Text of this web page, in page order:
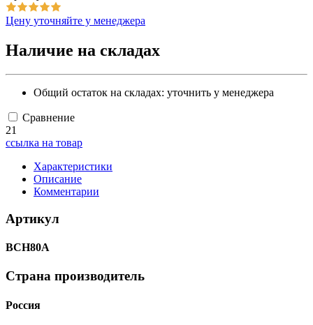
Цену уточняйте у менеджера
Наличие на складах
Общий остаток на складах: уточнить у менеджера
Сравнение
21
ссылка на товар
Характеристики
Описание
Комментарии
Артикул
ВСН80А
Страна производитель
Россия